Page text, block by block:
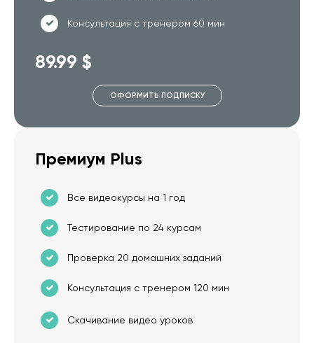
Консультация с тренером 60 мин
89.99 $
ОФОРМИТЬ ПОДПИСКУ
Премиум Plus
Все видеокурсы на 1 год
Тестирование по 24 курсам
Проверка 20 домашних заданий
Консультация с тренером 120 мин
Скачивание видео уроков